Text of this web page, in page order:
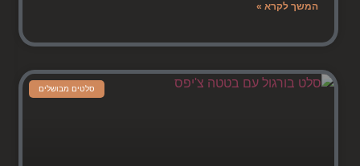
המשך לקרא »
סלטים מבושלים